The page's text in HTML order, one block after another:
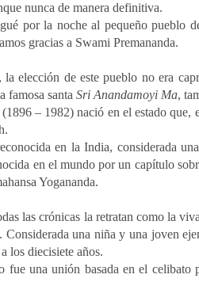
nunca de manera definitiva.
por la noche al pequeño pueblo
gracias a Swami Premananda.
la elección de este pueblo no era
famosa santa Sri Anandamoyi Ma,
(1896 – 1982) nació en el estado que,
en la India, considerada
en el mundo por un capítulo
Yogananda.
las crónicas la retratan como la
Considerada una niña y una joven
los diecisiete años.
fue una unión basada en el celibato